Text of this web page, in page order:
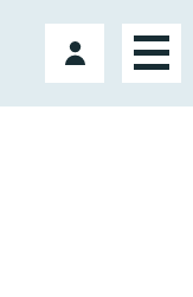
Mon
compte